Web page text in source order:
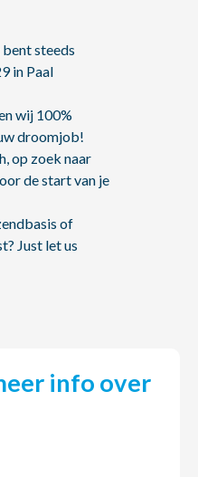
bent steeds
in Paal
wij 100%
droomjob!
op zoek naar
de start van je
of
Just let us
info over